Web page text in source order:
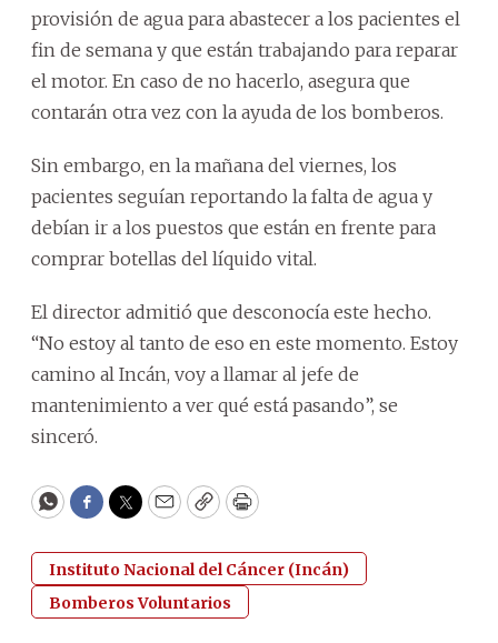
provisión de agua para abastecer a los pacientes el
fin de semana y que están trabajando para reparar
el motor. En caso de no hacerlo, asegura que
contarán otra vez con la ayuda de los bomberos.
Sin embargo, en la mañana del viernes, los
pacientes seguían reportando la falta de agua y
debían ir a los puestos que están en frente para
comprar botellas del líquido vital.
El director admitió que desconocía este hecho.
“No estoy al tanto de eso en este momento. Estoy
camino al Incán, voy a llamar al jefe de
mantenimiento a ver qué está pasando”, se
sinceró.
WhatsApp
Facebook
Twitter
EmailCopyPrint
Instituto Nacional del Cáncer (Incán)
Bomberos Voluntarios